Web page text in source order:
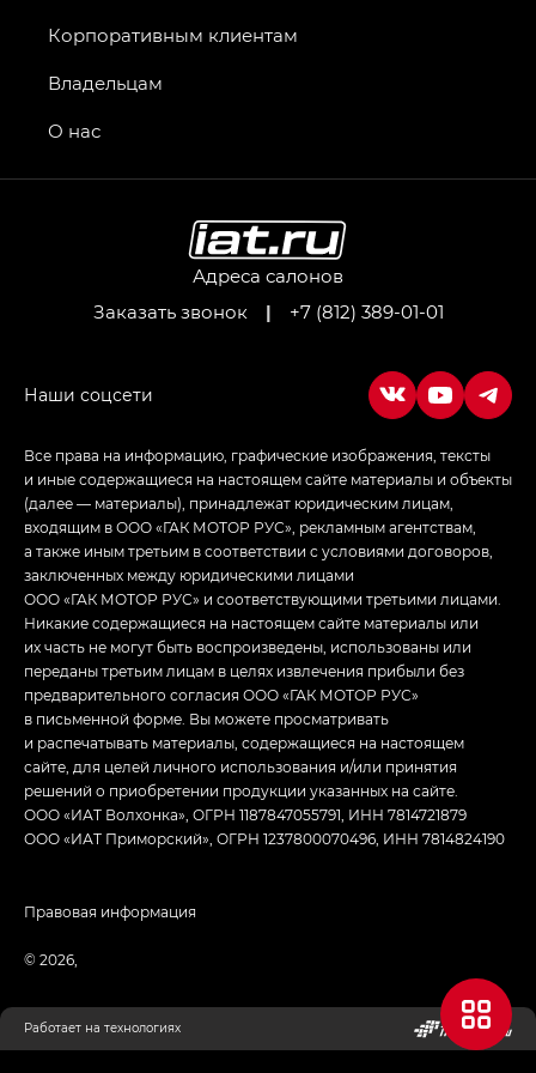
GT, Джи Эль — GL
GS4 — Джи Эс 4 (GS4) в комплектациях Джи Би
привод — GB AWD, Джи Эль Полный привод —
Джи Ти — GT, Джи Икс — GX,
Джи Икс ПРЕМИУМ — GX PREMIUM, ЛАУНЖ —
Empow — Эмпау (Empow) в комплектации
Адреса салонов
Заказать звонок
| +7 (812) 389-01-01
Корпоративным клиентам
Владельцам
О нас
Все права на информацию, графические изображения, тексты
и иные содержащиеся на настоящем сайте материалы и объекты
(далее — материалы), принадлежат юридическим лицам,
входящим в ООО «ГАК МОТОР РУС», рекламным агентствам,
а также иным третьим в соответствии с условиями договоров,
заключенных между юридическими лицами
ООО «ГАК МОТОР РУС» и соответствующими третьими лицами.
Никакие содержащиеся на настоящем сайте материалы или
их часть не могут быть воспроизведены, использованы или
переданы третьим лицам в целях извлечения прибыли без
предварительного согласия ООО «ГАК МОТОР РУС»
в письменной форме. Вы можете просматривать
и распечатывать материалы, содержащиеся на настоящем
сайте, для целей личного использования и/или принятия
решений о приобретении продукции указанных на сайте.
ООО «ИАТ Волхонка», ОГРН 1187847055791, ИНН 7814721879
ООО «ИАТ Приморский», ОГРН 1237800070496, ИНН 7814824190
© 2026,
Правовая информация
Работает на технологиях